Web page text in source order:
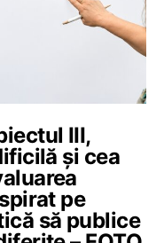
III,
și cea
pe
să publice